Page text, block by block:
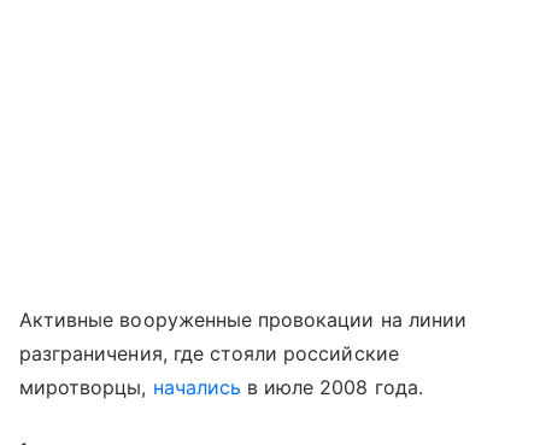
Активные вооруженные провокации на линии
разграничения, где стояли российские
миротворцы, начались в июле 2008 года.